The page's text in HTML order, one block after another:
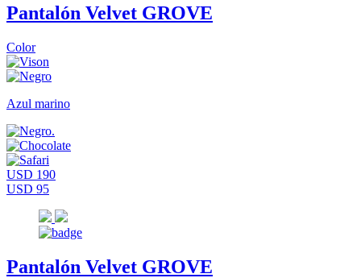
Pantalón Velvet GROVE
Color
Azul marino
USD 190
USD 95
Pantalón Velvet GROVE